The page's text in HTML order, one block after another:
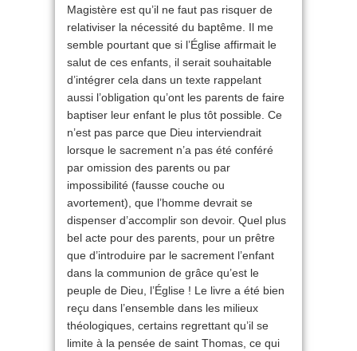
Magistère est qu’il ne faut pas risquer de
relativiser la nécessité du baptême. Il me
semble pourtant que si l’Église affirmait le
salut de ces enfants, il serait souhaitable
d’intégrer cela dans un texte rappelant
aussi l’obligation qu’ont les parents de faire
baptiser leur enfant le plus tôt possible. Ce
n’est pas parce que Dieu interviendrait
lorsque le sacrement n’a pas été conféré
par omission des parents ou par
impossibilité (fausse couche ou
avortement), que l’homme devrait se
dispenser d’accomplir son devoir. Quel plus
bel acte pour des parents, pour un prêtre
que d’introduire par le sacrement l’enfant
dans la communion de grâce qu’est le
peuple de Dieu, l’Église ! Le livre a été bien
reçu dans l’ensemble dans les milieux
théologiques, certains regrettant qu’il se
limite à la pensée de saint Thomas, ce qui